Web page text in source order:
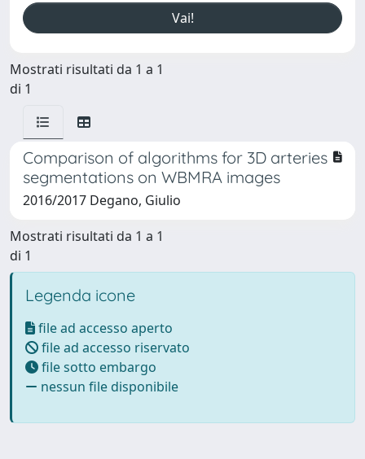
Mostrati risultati da 1 a 1
di 1
Comparison of algorithms for 3D arteries
segmentations on WBMRA images
2016/2017 Degano, Giulio
Mostrati risultati da 1 a 1
di 1
Legenda icone
file ad accesso aperto
file ad accesso riservato
file sotto embargo
nessun file disponibile